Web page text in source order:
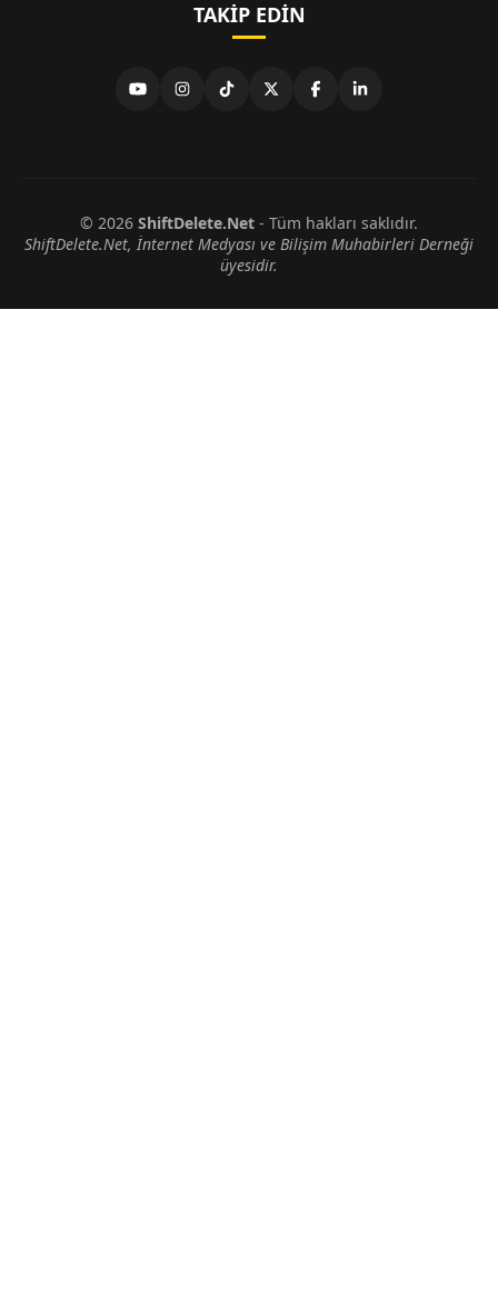
TAKIP EDIN
© 2026 ShiftDelete.Net - Tüm hakları saklıdır.
ShiftDelete.Net, İnternet Medyası ve Bilişim Muhabirleri Derneği
üyesidir.